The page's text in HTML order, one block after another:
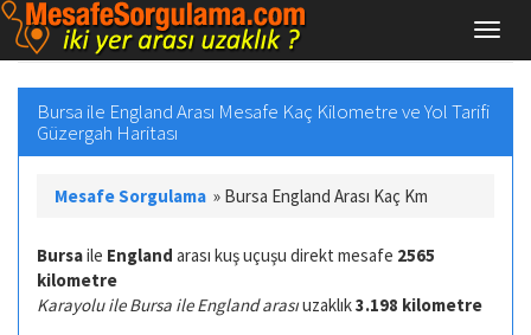
Bursa ile England Arası Mesafe Kaç Kilometre ve Yol Tarifi
Güzergah Haritası
Mesafe Sorgulama » Bursa England Arası Kaç Km
Bursaile England arası kuş uçuşu direkt mesafe 2565
kilometre
Karayolu ile Bursa ile England arasıuzaklık3.198 kilometre